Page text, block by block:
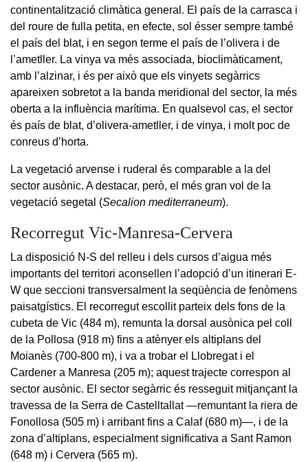
continentalització climàtica general. El país de la carrasca i
del roure de fulla petita, en efecte, sol ésser sempre també
el país del blat, i en segon terme el país de l’olivera i de
l’ametller. La vinya va més associada, bioclimàticament,
amb l’alzinar, i és per això que els vinyets segàrrics
apareixen sobretot a la banda meridional del sector, la més
oberta a la influència marítima. En qualsevol cas, el sector
és país de blat, d’olivera-ametller, i de vinya, i molt poc de
conreus d’horta.
La vegetació arvense i ruderal és comparable a la del
sector ausònic. A destacar, però, el més gran vol de la
vegetació segetal (Secalion mediterraneum).
Recorregut Vic-Manresa-Cervera
La disposició N-S del relleu i dels cursos d’aigua més
importants del territori aconsellen l’adopció d’un itinerari E-
W que seccioni transversalment la seqüència de fenòmens
paisatgístics. El recorregut escollit parteix dels fons de la
cubeta de Vic (484 m), remunta la dorsal ausònica pel coll
de la Pollosa (918 m) fins a atènyer els altiplans del
Moianès (700-800 m), i va a trobar el Llobregat i el
Cardener a Manresa (205 m); aquest trajecte correspon al
sector ausònic. El sector segàrric és resseguit mitjançant la
travessa de la Serra de Castelltallat —remuntant la riera de
Fonollosa (505 m) i arribant fins a Calaf (680 m)—, i de la
zona d’altiplans, especialment significativa a Sant Ramon
(648 m) i Cervera (565 m).